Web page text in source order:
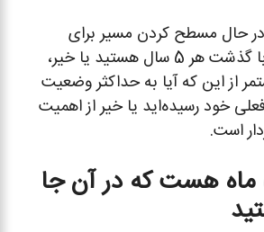
در حال مسطح کردن مسیر برای
داشتن یک شغل با گذشت هر 5 سال هستید یا خیر،
از این که آیا به حداکثر وضعیت
خود رسیده‌اید یا خیر از اهمیت
است.
2- کمتر از 5 ماه هست که در آن جا